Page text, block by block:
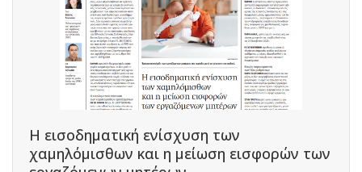
Η εισοδηματική ενίσχυση των
χαμηλόμισθων και η μείωση εισφορών των